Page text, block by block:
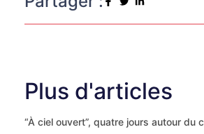
Plus d'articles
“À ciel ouvert”, quatre jours autour du